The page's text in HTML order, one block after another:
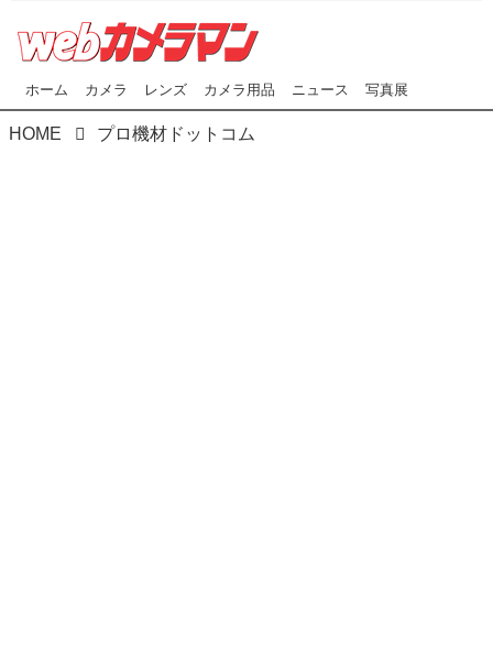
ホーム カメラ レンズ カメラ用品 ニュース 写真展
HOME プロ機材ドットコム